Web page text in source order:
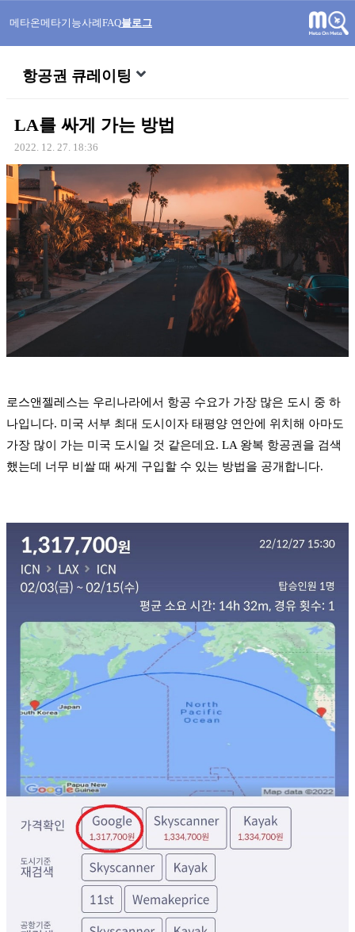
메타온메타기능사례FAQ블로그
항공권 큐레이팅
LA를 싸게 가는 방법
2022. 12. 27. 18:36
로스앤젤레스는 우리나라에서 항공 수요가 가장 많은 도시 중 하
나입니다. 미국 서부 최대 도시이자 태평양 연안에 위치해 아마도
가장 많이 가는 미국 도시일 것 같은데요. LA 왕복 항공권을 검색
했는데 너무 비쌀 때 싸게 구입할 수 있는 방법을 공개합니다.